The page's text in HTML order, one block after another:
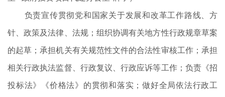
负责宣传贯彻党和国家关于发展和改革工作路线、方
针、政策及法律、法规；组织协调有关地方性行政规章草案
的起草；承担机关有关规范性文件的合法性审核工作；承担
相关行政执法监督、行政复议、行政应诉等工作；负责《招
投标法》《价格法》的贯彻和落实；做好全局依法行政工